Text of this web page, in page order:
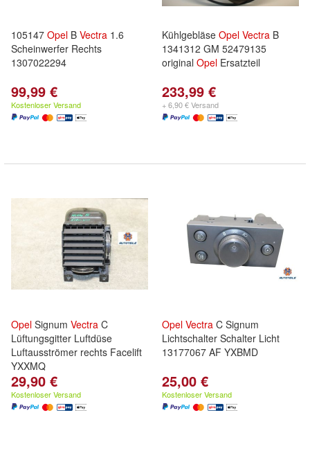
105147 Opel B Vectra 1.6
Scheinwerfer Rechts
1307022294
99,99 €
Kostenloser Versand
Kühlgebläse Opel Vectra B
1341312 GM 52479135
original Opel Ersatzteil
233,99 €
+ 6,90 € Versand
Opel Signum Vectra C
Lüftungsgitter Luftdüse
Luftausströmer rechts Facelift
YXXMQ
29,90 €
Kostenloser Versand
Opel Vectra C Signum
Lichtschalter Schalter Licht
13177067 AF YXBMD
25,00 €
Kostenloser Versand